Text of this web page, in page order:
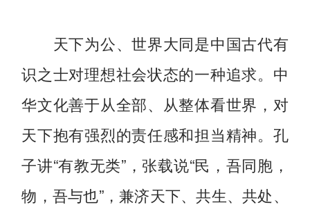
天下为公、世界大同是中国古代有
识之士对理想社会状态的一种追求。中
华文化善于从全部、从整体看世界，对
天下抱有强烈的责任感和担当精神。孔
子讲“有教无类”，张载说“民，吾同胞，
物，吾与也”，兼济天下、共生、共处、